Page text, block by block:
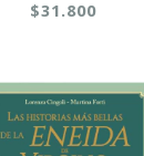
$31.800